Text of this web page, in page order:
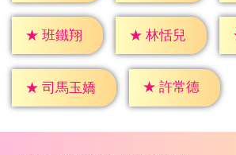
★ 班鐵翔 ★ 林恬兒
★ 司馬玉嬌 ★ 許常德